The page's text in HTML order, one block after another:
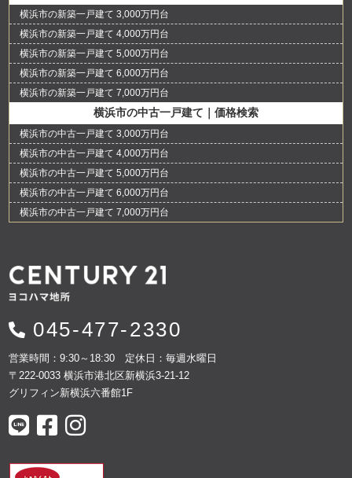
横浜市の新築一戸建て 3,000万円台
横浜市の新築一戸建て 4,000万円台
横浜市の新築一戸建て 5,000万円台
横浜市の新築一戸建て 6,000万円台
横浜市の新築一戸建て 7,000万円台
横浜市の中古一戸建て｜価格検索
横浜市の中古一戸建て 3,000万円台
横浜市の中古一戸建て 4,000万円台
横浜市の中古一戸建て 5,000万円台
横浜市の中古一戸建て 6,000万円台
横浜市の中古一戸建て 7,000万円台
045-477-2330
営業時間：9:30～18:30 定休日：毎週水曜日
〒222-0033 横浜市港北区新横浜3-21-12
グリフィン新横浜六番館1F